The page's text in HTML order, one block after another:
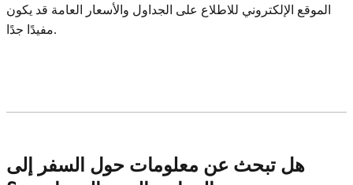
الموقع الإلكتروني للاطلاع على الجداول والأسعار العامة قد يكون
مفيدًا جدًا.
هل تبحث عن معلومات حول السفر إلى